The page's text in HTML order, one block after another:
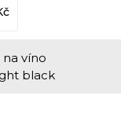
víno
black